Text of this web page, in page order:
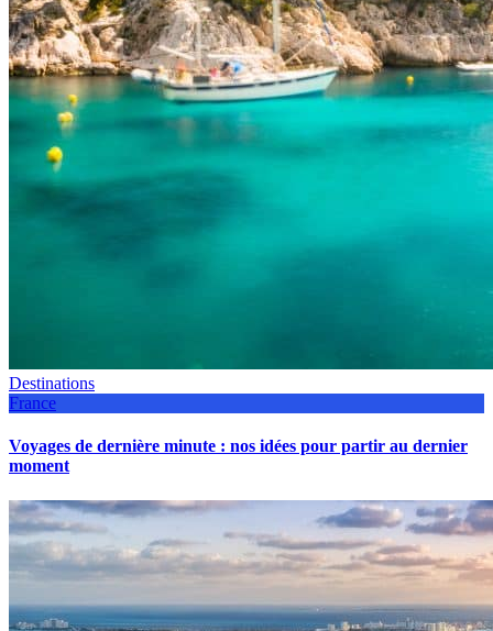
Destinations
France
Voyages de dernière minute : nos idées pour partir au dernier
moment